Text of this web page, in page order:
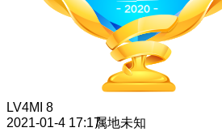
LV4MI 8
2021-01-4 17:17属地未知